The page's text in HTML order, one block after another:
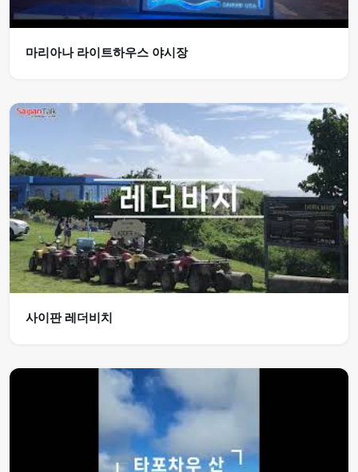
마리아나 라이트하우스 야시장
사이판 레더비치